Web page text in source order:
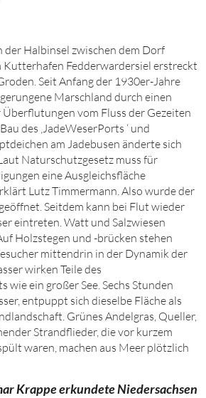
der Halbinsel zwischen dem Dorf
Kutterhafen Fedderwardersiel erstreckt
Seit Anfang der 1930er-Jahre
Marschland durch einen
Überflutungen vom Fluss der Gezeiten
des ‚JadeWeserPorts ‘ und
am Jadebusen änderte sich
Naturschutzgesetz muss für
eine Ausgleichsfläche
Lutz Timmermann. Also wurde der
Seitdem kann bei Flut wieder
eintreten. Watt und Salzwiesen
Holzstegen und -brücken stehen
mittendrin in der Dynamik der
wirken Teile des
wie ein großer See. Sechs Stunden
entpuppt sich dieselbe Fläche als
Grünes Andelgras, Queller,
Strandflieder, die vor kurzem
waren, machen aus Meer plötzlich
Krappe erkundete Niedersachsen